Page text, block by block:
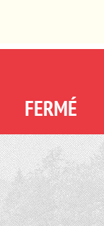
FERMÉ